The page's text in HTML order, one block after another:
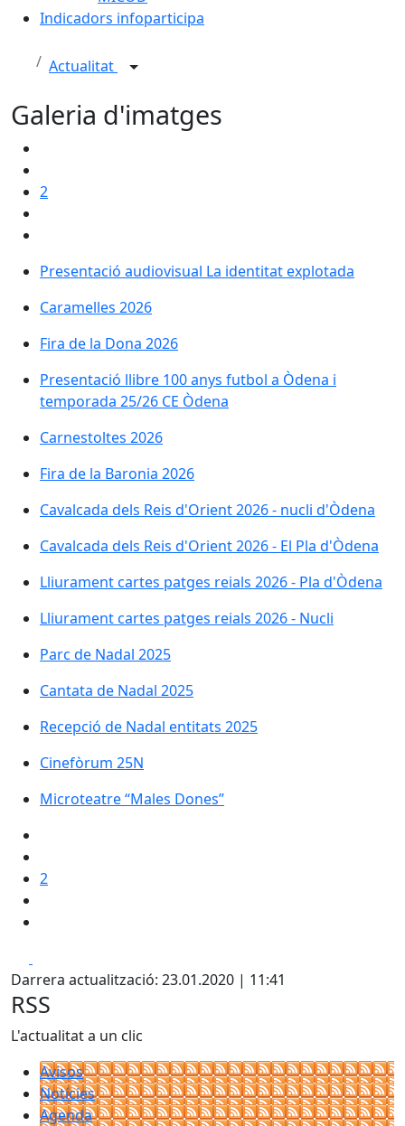
Indicadors infoparticipa
Actualitat
Galeria d'imatges
2
Presentació audiovisual La identitat explotada
Presentació audiovisual La identitat explotada
Caramelles 2026
Caramelles 2026
Fira de la Dona 2026
Fira de la Dona 2026
Presentació llibre 100 anys futbol a Òdena i
Presentació llibre 100 anys futbol a Òdena i
temporada 25/26 CE Òdena
Carnestoltes 2026
Carnestoltes 2026
Fira de la Baronia 2026
Fira de la Baronia 2026
Cavalcada dels Reis d'Orient 2026 - nucli d'Òdena
Cavalcada dels Reis d'Orient 2026 - nucli d'Òdena
Cavalcada dels Reis d'Orient 2026 - El Pla d'Òdena
Cavalcada dels Reis d'Orient 2026 - El Pla d'Òdena
Lliurament cartes patges reials 2026 - Pla d'Òdena
Lliurament cartes patges reials 2026 - Pla d'Òdena
Lliurament cartes patges reials 2026 - Nucli
Lliurament cartes patges reials 2026 - Nucli
Parc de Nadal 2025
Parc de Nadal 2025
Cantata de Nadal 2025
Cantata de Nadal 2025
Recepció de Nadal entitats 2025
Recepció de Nadal entitats 2025
Cinefòrum 25N
Cinefòrum 25N
Microteatre “Males Dones”
Microteatre “Males Dones”
2
Darrera actualització: 23.01.2020 | 11:41
RSS
L'actualitat a un clic
Avisos
Notícies
Agenda